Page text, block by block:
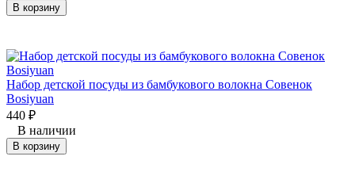
В корзину
Набор детской посуды из бамбукового волокна Совенок
Bosiyuan
440 ₽
В наличии
В корзину